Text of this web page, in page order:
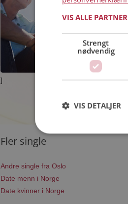
]
Fler single
Andre single fra Oslo
Date menn i Norge
Date kvinner i Norge
VIS ALLE
Strengt
nødvendig
VIS DETALJER